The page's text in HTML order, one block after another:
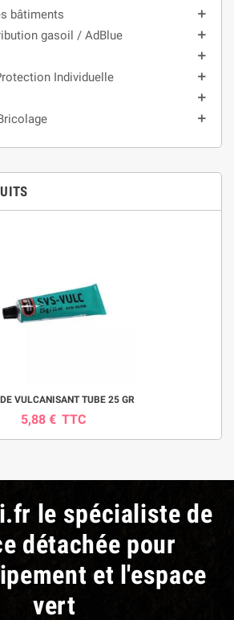
bâtiments
add
gasoil / AdBlue add
add
Individuelle add
add
add
VULCANISANT TUBE 25 GR
5,88 € TTC
le spécialiste de
détachée pour
et l'espace
vert